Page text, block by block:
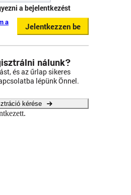
a bejelentkezést
a
Jelentkezzen be
nálunk?
és az űrlap sikeres
lépünk Önnel.
kérése